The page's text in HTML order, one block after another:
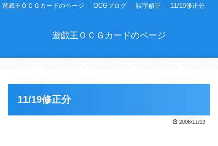
遊戯王ＯＣＧカードのページ OCGブログ 誤字修正 11/19修正分
遊戯王ＯＣＧカードのページ
11/19修正分
2008/11/19